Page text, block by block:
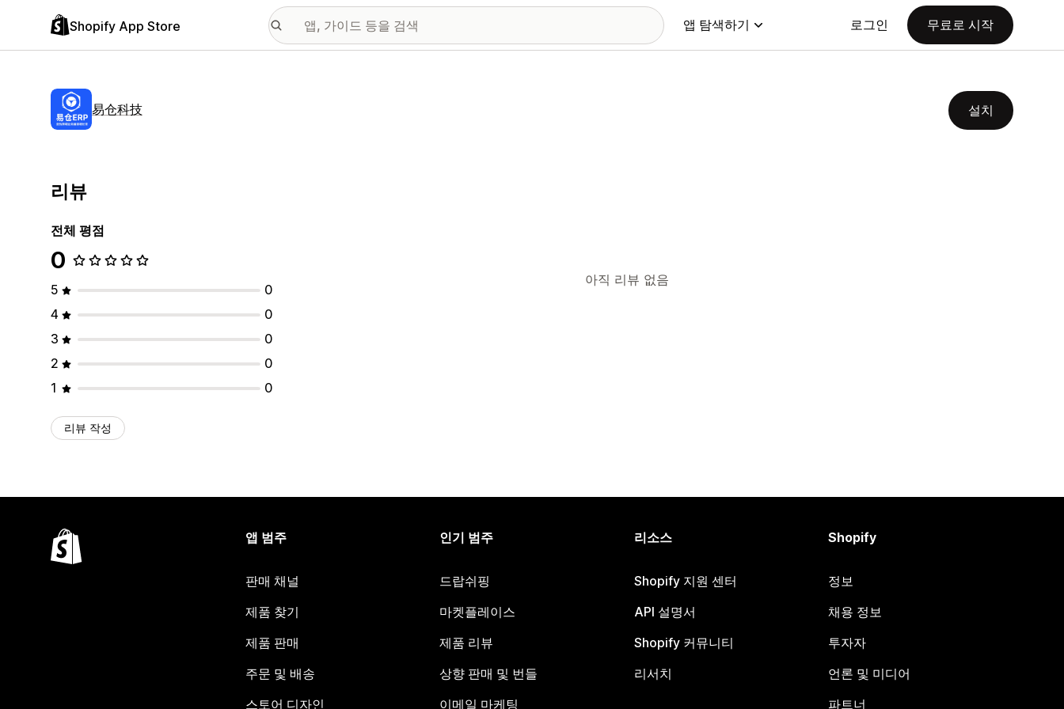
Shopify App Store 앱 탐색하기 로그인 무료로 시작
易仓科技 설치
리뷰
전체 평점
0
5
0
4
0
3
0
2
0
1
0
리뷰 작성
아직 리뷰 없음
앱 범주
판매 채널
제품 찾기
제품 판매
주문 및 배송
스토어 디자인
인기 범주
드랍쉬핑
마켓플레이스
제품 리뷰
상향 판매 및 번들
이메일 마케팅
리소스
Shopify 지원 센터
API 설명서
Shopify 커뮤니티
리서치
Shopify
정보
채용 정보
투자자
언론 및 미디어
파트너